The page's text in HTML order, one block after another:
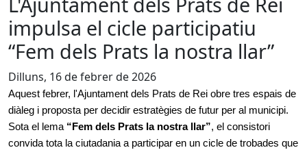
impulsa el cicle participatiu
“Fem dels Prats la nostra llar”
Dilluns, 16 de febrer de 2026
Aquest febrer, l'Ajuntament dels Prats de Rei obre tres espais de
diàleg i proposta per decidir estratègies de futur per al municipi.
Sota el lema “Fem dels Prats la nostra llar”, el consistori
convida tota la ciutadania a participar en un cicle de trobades que